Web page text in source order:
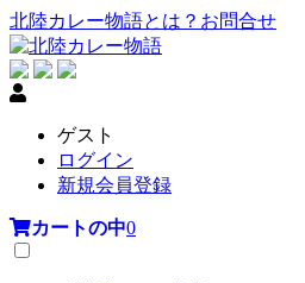
北陸カレー物語とは？ お問合せ
ゲスト
ログイン
新規会員登録
カートの中0